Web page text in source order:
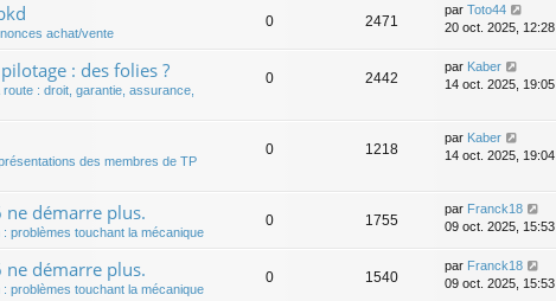
achat/vente
0 2471
par Toto44
20 oct. 2025, 12:28
: des folies ?
route : droit, garantie, assurance,
0 2442
par Kaber
14 oct. 2025, 19:05
des membres de TP
0 1218
par Kaber
14 oct. 2025, 19:04
démarre plus.
: problèmes touchant la mécanique
0 1755
par Franck18
09 oct. 2025, 15:53
démarre plus.
: problèmes touchant la mécanique
0 1540
par Franck18
09 oct. 2025, 15:53